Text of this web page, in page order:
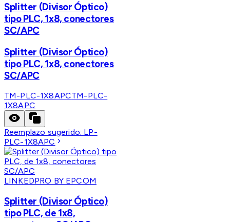
Splitter (Divisor Óptico)
tipo PLC, 1x8, conectores
SC/APC
Splitter (Divisor Óptico)
tipo PLC, 1x8, conectores
SC/APC
TM-PLC-1X8APCTM-PLC-
1X8APC
Reemplazo sugerido: LP-
PLC-1X8APC
LINKEDPRO BY EPCOM
Splitter (Divisor Óptico)
tipo PLC, de 1x8,